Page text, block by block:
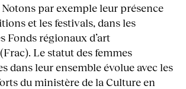
Notons par exemple leur présence
et les festivals, dans les
Fonds régionaux d’art
Le statut des femmes
dans leur ensemble évolue avec les
du ministère de la Culture en